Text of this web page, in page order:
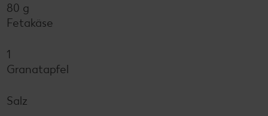
80 g
Fetakäse
1
Granatapfel
Salz